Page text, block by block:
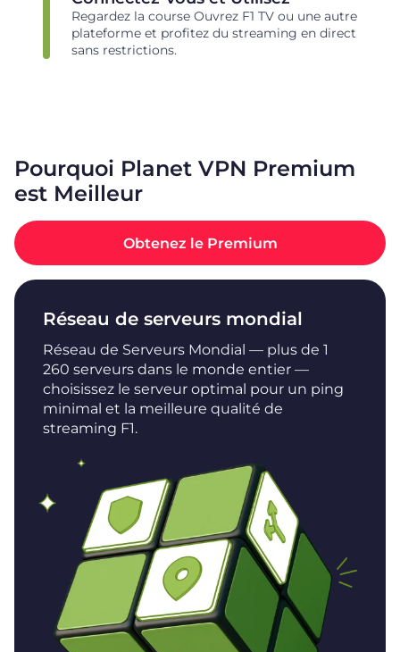
Regardez la course Ouvrez F1 TV ou une autre
plateforme et profitez du streaming en direct
sans restrictions.
Pourquoi Planet VPN Premium
est Meilleur
Obtenez le Premium
Réseau de serveurs mondial
Réseau de Serveurs Mondial — plus de 1
260 serveurs dans le monde entier —
choisissez le serveur optimal pour un ping
minimal et la meilleure qualité de
streaming F1.